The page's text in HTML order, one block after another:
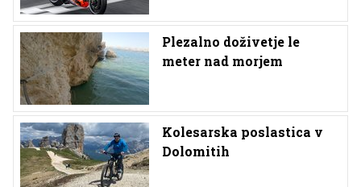
Plezalno doživetje le
meter nad morjem
Kolesarska poslastica v
Dolomitih